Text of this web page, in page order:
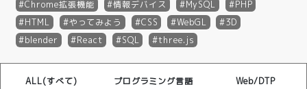
Chrome拡張機能 情報デバイス MySQL
PHP
HTML
やってみよう CSS WebGL
3D
blender
React SQL three.js
ALL(すべて) プログラミング言語 Web/DTP